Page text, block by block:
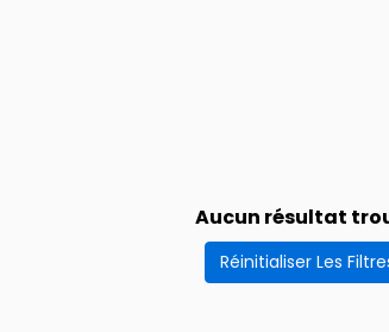
Aucun résultat
Réinitialiser Les